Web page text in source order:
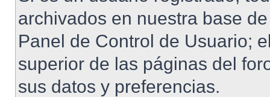
archivados en nuestra base
Panel de Control de Usuario;
superior de las páginas del
sus datos y preferencias.